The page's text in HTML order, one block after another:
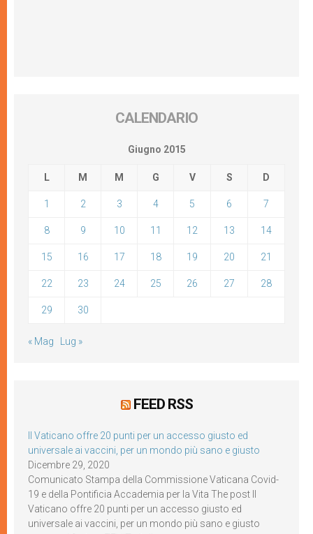
CALENDARIO
Giugno 2015
L M M G V S D
1 2 3 4 5 6 7
8 9 10 11 12 13 14
15 16 17 18 19 20 21
22 23 24 25 26 27 28
29 30
« Mag Lug »
FEED RSS
Il Vaticano offre 20 punti per un accesso giusto ed
universale ai vaccini, per un mondo più sano e giusto
Dicembre 29, 2020
Comunicato Stampa della Commissione Vaticana Covid-
19 e della Pontificia Accademia per la Vita The post Il
Vaticano offre 20 punti per un accesso giusto ed
universale ai vaccini, per un mondo più sano e giusto